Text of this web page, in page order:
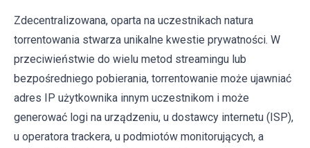
Zdecentralizowana, oparta na uczestnikach natura
torrentowania stwarza unikalne kwestie prywatności. W
przeciwieństwie do wielu metod streamingu lub
bezpośredniego pobierania, torrentowanie może ujawniać
adres IP użytkownika innym uczestnikom i może
generować logi na urządzeniu, u dostawcy internetu (ISP),
u operatora trackera, u podmiotów monitorujących, a